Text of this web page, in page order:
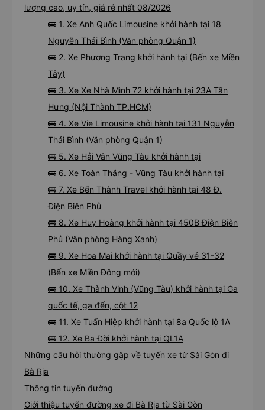
lượng cao, uy tín, giá rẻ nhất 08/2026
🚌 1. Xe Anh Quốc Limousine khởi hành tại 18
Nguyễn Thái Bình (Văn phòng Quận 1)
🚌 2. Xe Phương Trang khởi hành tại (Bến xe Miền
Tây)
🚌 3. Xe Xe Nhà Mình 72 khởi hành tại 23A Tân
Hưng (Nội Thành TP.HCM)
🚌 4. Xe Vie Limousine khởi hành tại 131 Nguyễn
Thái Bình (Văn phòng Quận 1)
🚌 5. Xe Hải Vân Vũng Tàu khởi hành tại
🚌 6. Xe Toàn Thắng - Vũng Tàu khởi hành tại
🚌 7. Xe Bến Thành Travel khởi hành tại 48 Đ.
Điện Biên Phủ
🚌 8. Xe Huy Hoàng khởi hành tại 450B Điện Biên
Phủ (Văn phòng Hàng Xanh)
🚌 9. Xe Hoa Mai khởi hành tại Quầy vé 31-32
(Bến xe Miền Đông mới)
🚌 10. Xe Thành Vinh (Vũng Tàu) khởi hành tại Ga
quốc tế, ga đến, cột 12
🚌 11. Xe Tuấn Hiệp khởi hành tại 8a Quốc lộ 1A
🚌 12. Xe Ba Đời khởi hành tại QL1A
Những câu hỏi thường gặp về tuyến xe từ Sài Gòn đi
Bà Rịa
Thông tin tuyến đường
Giới thiệu tuyến đường xe đi Bà Rịa từ Sài Gòn